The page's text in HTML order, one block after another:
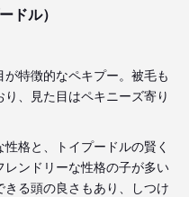
ドル）
特徴的なペキプー。被毛も
、見た目はペキニーズ寄り
格と、トイプードルの賢く
ンドリーな性格の子が多い
る頭の良さもあり、しつけ